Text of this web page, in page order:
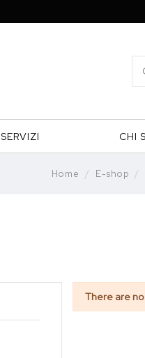
SERVIZI CHI
Home E-shop
There are